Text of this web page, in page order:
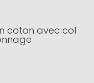
coton avec col